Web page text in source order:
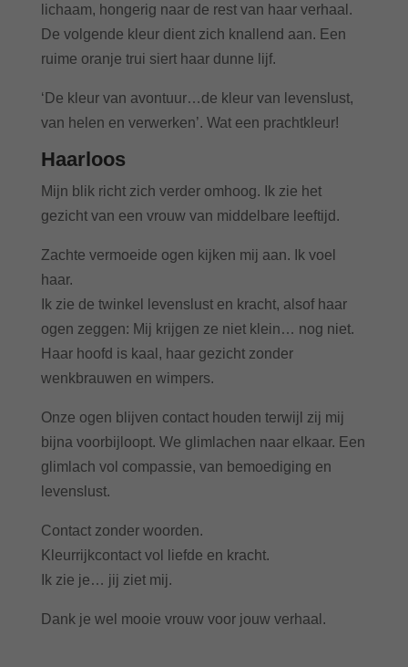
lichaam, hongerig naar de rest van haar verhaal.
De volgende kleur dient zich knallend aan. Een
ruime oranje trui siert haar dunne lijf.
‘De kleur van avontuur…de kleur van levenslust,
van helen en verwerken’. Wat een prachtkleur!
Haarloos
Mijn blik richt zich verder omhoog. Ik zie het
gezicht van een vrouw van middelbare leeftijd.
Zachte vermoeide ogen kijken mij aan. Ik voel
haar.
Ik zie de twinkel levenslust en kracht, alsof haar
ogen zeggen: Mij krijgen ze niet klein… nog niet.
Haar hoofd is kaal, haar gezicht zonder
wenkbrauwen en wimpers.
Onze ogen blijven contact houden terwijl zij mij
bijna voorbijloopt. We glimlachen naar elkaar. Een
glimlach vol compassie, van bemoediging en
levenslust.
Contact zonder woorden.
Kleurrijkcontact vol liefde en kracht.
Ik zie je… jij ziet mij.
Dank je wel mooie vrouw voor jouw verhaal.